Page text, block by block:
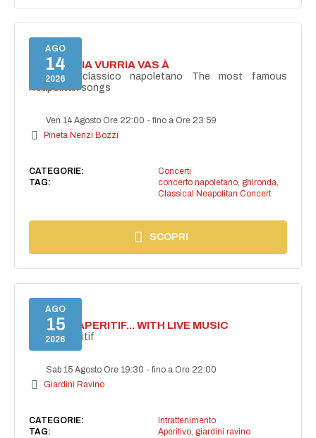
AGO
14
2026
I'TE VURRIA VURRIA VAS À
Concerto classico napoletano The most famous
Neapolitan songs
Ven 14 Agosto Ore 22:00 -fino a Ore 23:59
Pineta Nenzi Bozzi
CATEGORIE:
Concerti
TAG:
concerto napoletano, ghironda,
Classical Neapolitan Concert
SCOPRI
AGO
15
2026
SECRET APERITIF... WITH LIVE MUSIC
Secret aperitif
Sab 15 Agosto Ore 19:30 -fino a Ore 22:00
Giardini Ravino
CATEGORIE:
Intrattenimento
TAG:
Aperitivo, giardini ravino